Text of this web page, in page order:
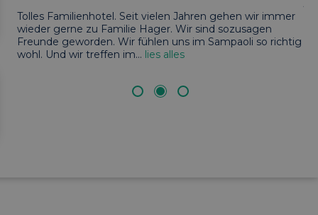
Tolles Familienhotel. Seit vielen Jahren gehen wir immer
wieder gerne zu Familie Hager. Wir sind sozusagen
Freunde geworden. Wir fühlen uns im Sampaoli so richtig
wohl. Und wir treffen im... lies alles
werden.
in una
considerato
La fine
un
associato.